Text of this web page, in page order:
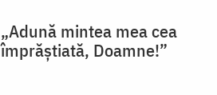
„Adună mintea mea cea
împrăștiată, Doamne!”